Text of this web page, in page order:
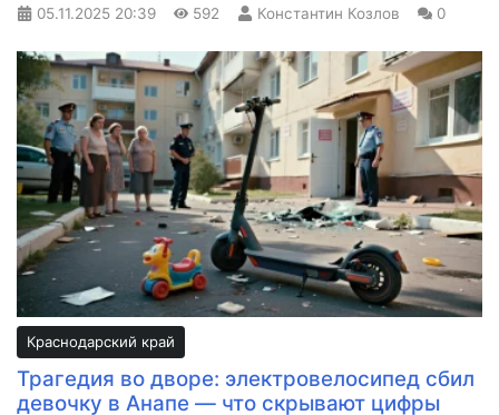
05.11.2025 20:39 592 Константин Козлов 0
Краснодарский край
Трагедия во дворе: электровелосипед сбил
девочку в Анапе — что скрывают цифры